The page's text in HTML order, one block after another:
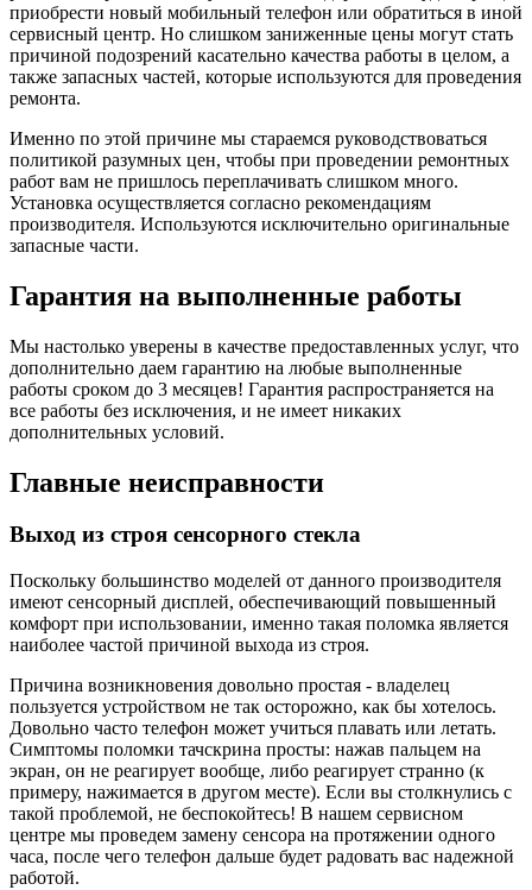
приобрести новый мобильный телефон или обратиться в иной
сервисный центр. Но слишком заниженные цены могут стать
причиной подозрений касательно качества работы в целом, а
также запасных частей, которые используются для проведения
ремонта.
Именно по этой причине мы стараемся руководствоваться
политикой разумных цен, чтобы при проведении ремонтных
работ вам не пришлось переплачивать слишком много.
Установка осуществляется согласно рекомендациям
производителя. Используются исключительно оригинальные
запасные части.
Гарантия на выполненные работы
Мы настолько уверены в качестве предоставленных услуг, что
дополнительно даем гарантию на любые выполненные
работы сроком до 3 месяцев! Гарантия распространяется на
все работы без исключения, и не имеет никаких
дополнительных условий.
Главные неисправности
Выход из строя сенсорного стекла
Поскольку большинство моделей от данного производителя
имеют сенсорный дисплей, обеспечивающий повышенный
комфорт при использовании, именно такая поломка является
наиболее частой причиной выхода из строя.
Причина возникновения довольно простая - владелец
пользуется устройством не так осторожно, как бы хотелось.
Довольно часто телефон может учиться плавать или летать.
Симптомы поломки тачскрина просты: нажав пальцем на
экран, он не реагирует вообще, либо реагирует странно (к
примеру, нажимается в другом месте). Если вы столкнулись с
такой проблемой, не беспокойтесь! В нашем сервисном
центре мы проведем замену сенсора на протяжении одного
часа, после чего телефон дальше будет радовать вас надежной
работой.